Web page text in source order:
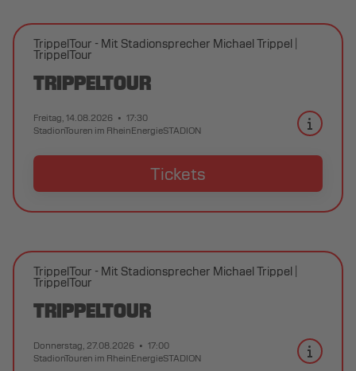
TrippelTour - Mit Stadionsprecher Michael Trippel
TrippelTour
TRIPPELTOUR
Freitag, 14.08.2026
17:30
StadionTouren im RheinEnergieSTADION
Tickets
TrippelTour - Mit Stadionsprecher Michael Trippel
TrippelTour
TRIPPELTOUR
Donnerstag, 27.08.2026
17:00
StadionTouren im RheinEnergieSTADION